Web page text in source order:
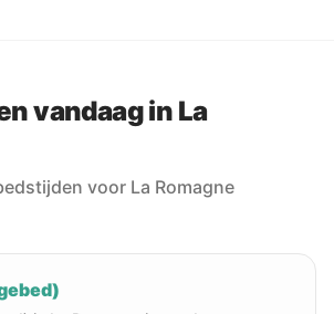
vandaag in La
voor La Romagne